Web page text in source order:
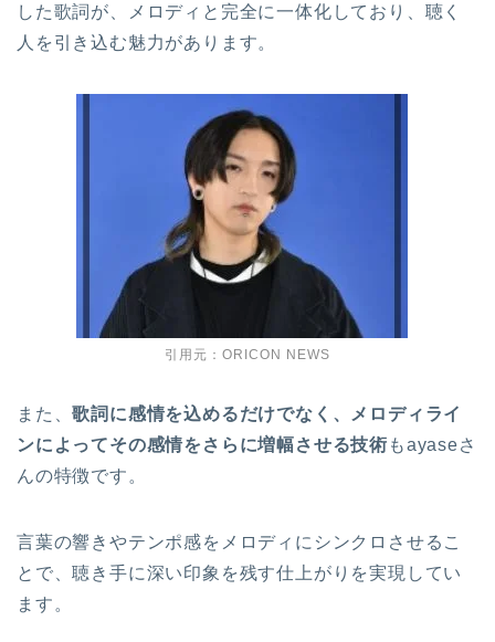
した歌詞が、メロディと完全に一体化しており、聴く
人を引き込む魅力があります。
引用元：ORICON NEWS
また、歌詞に感情を込めるだけでなく、メロディライ
ンによってその感情をさらに増幅させる技術 もayaseさ
んの特徴です。
言葉の響きやテンポ感をメロディにシンクロさせるこ
とで、聴き手に深い印象を残す仕上がりを実現してい
ます。